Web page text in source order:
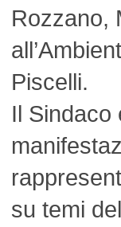
Rozzano,
Piscelli.
Il Sindaco
su temi